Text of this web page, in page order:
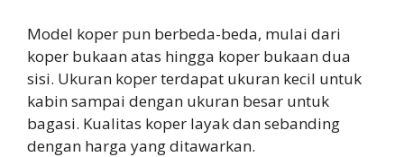
Model koper pun berbeda-beda, mulai dari
koper bukaan atas hingga koper bukaan dua
sisi. Ukuran koper terdapat ukuran kecil untuk
kabin sampai dengan ukuran besar untuk
bagasi. Kualitas koper layak dan sebanding
dengan harga yang ditawarkan.